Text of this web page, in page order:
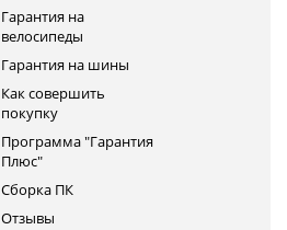
Гарантия на
велосипеды
Гарантия на шины
Как совершить
покупку
Программа "Гарантия
Плюс"
Сборка ПК
Отзывы